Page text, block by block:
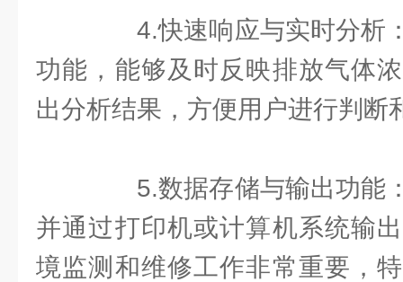
4.快速响应与实时分析
功能，能够及时反映排放气体
出分析结果，方便用户进行判断
5.数据存储与输出功能
并通过打印机或计算机系统输
境监测和维修工作非常重要，